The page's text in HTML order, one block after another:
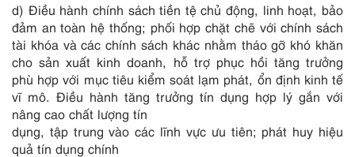
d) Điều hành chính sách tiền tệ chủ động, linh hoạt, bảo
đảm an toàn hệ thống; phối hợp chặt chẽ với chính sách
tài khóa và các chính sách khác nhằm tháo gỡ khó khăn
cho sản xuất kinh doanh, hỗ trợ phục hồi tăng trưởng
phù hợp với mục tiêu kiểm soát lạm phát, ổn định kinh tế
vĩ mô. Điều hành tăng trưởng tín dụng hợp lý gắn với
nâng cao chất lượng tín
dụng, tập trung vào các lĩnh vực ưu tiên; phát huy hiệu
quả tín dụng chính